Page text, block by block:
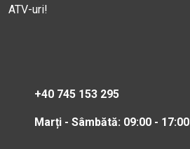
ATV-uri!
+40 745 153 295
Marți - Sâmbătă: 09:00 - 17:00